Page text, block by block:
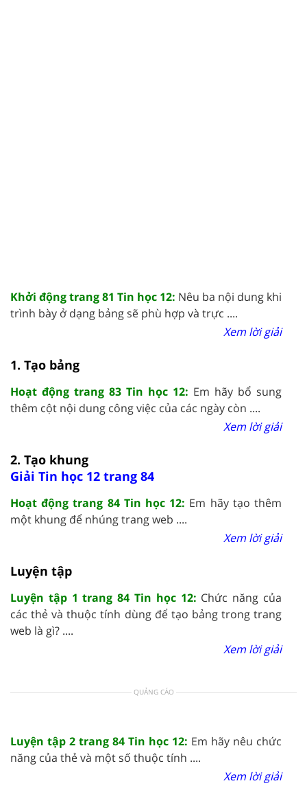
Khởi động trang 81 Tin học 12: Nêu ba nội dung khi
trình bày ở dạng bảng sẽ phù hợp và trực ....
Xem lời giải
1. Tạo bảng
Hoạt động trang 83 Tin học 12: Em hãy bổ sung
thêm cột nội dung công việc của các ngày còn ....
Xem lời giải
2. Tạo khung
Giải Tin học 12 trang 84
Hoạt động trang 84 Tin học 12: Em hãy tạo thêm
một khung để nhúng trang web ....
Xem lời giải
Luyện tập
Luyện tập 1 trang 84 Tin học 12: Chức năng của
các thẻ và thuộc tính dùng để tạo bảng trong trang
web là gì? ....
Xem lời giải
QUẢNG CÁO
Luyện tập 2 trang 84 Tin học 12: Em hãy nêu chức
năng của thẻ và một số thuộc tính ....
Xem lời giải